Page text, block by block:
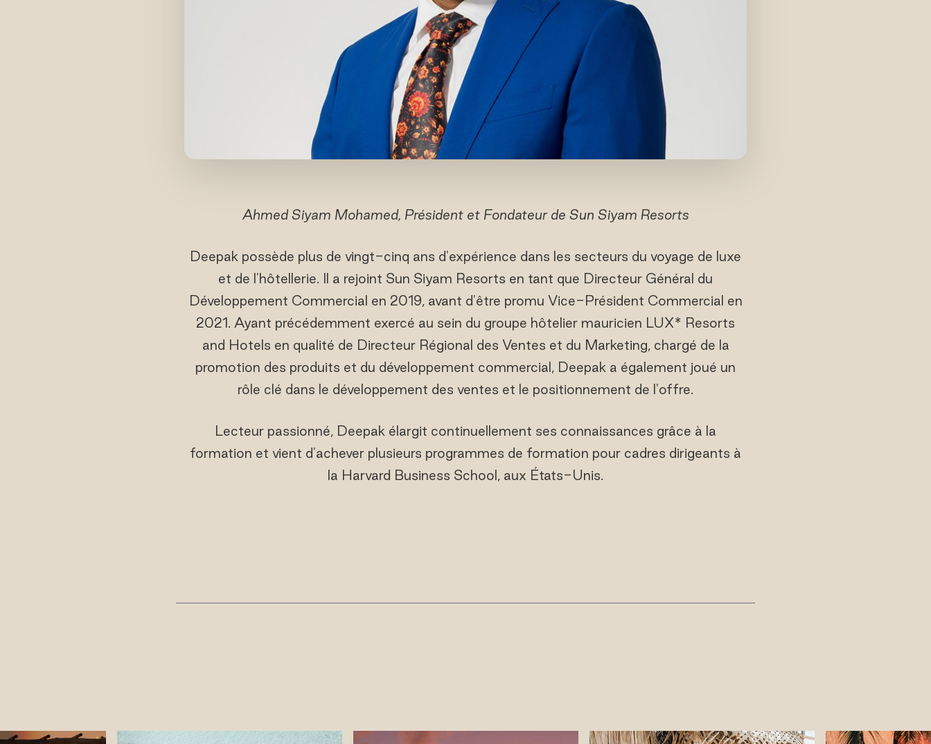
Ahmed Siyam Mohamed, Président et Fondateur de Sun Siyam Resorts
Deepak possède plus de vingt-cinq ans d'expérience dans les secteurs du voyage de luxe
et de l'hôtellerie. Il a rejoint Sun Siyam Resorts en tant que Directeur Général du
Développement Commercial en 2019, avant d'être promu Vice-Président Commercial en
2021. Ayant précédemment exercé au sein du groupe hôtelier mauricien LUX* Resorts
and Hotels en qualité de Directeur Régional des Ventes et du Marketing, chargé de la
promotion des produits et du développement commercial, Deepak a également joué un
rôle clé dans le développement des ventes et le positionnement de l'offre.
Lecteur passionné, Deepak élargit continuellement ses connaissances grâce à la
formation et vient d'achever plusieurs programmes de formation pour cadres dirigeants à
la Harvard Business School, aux États-Unis.